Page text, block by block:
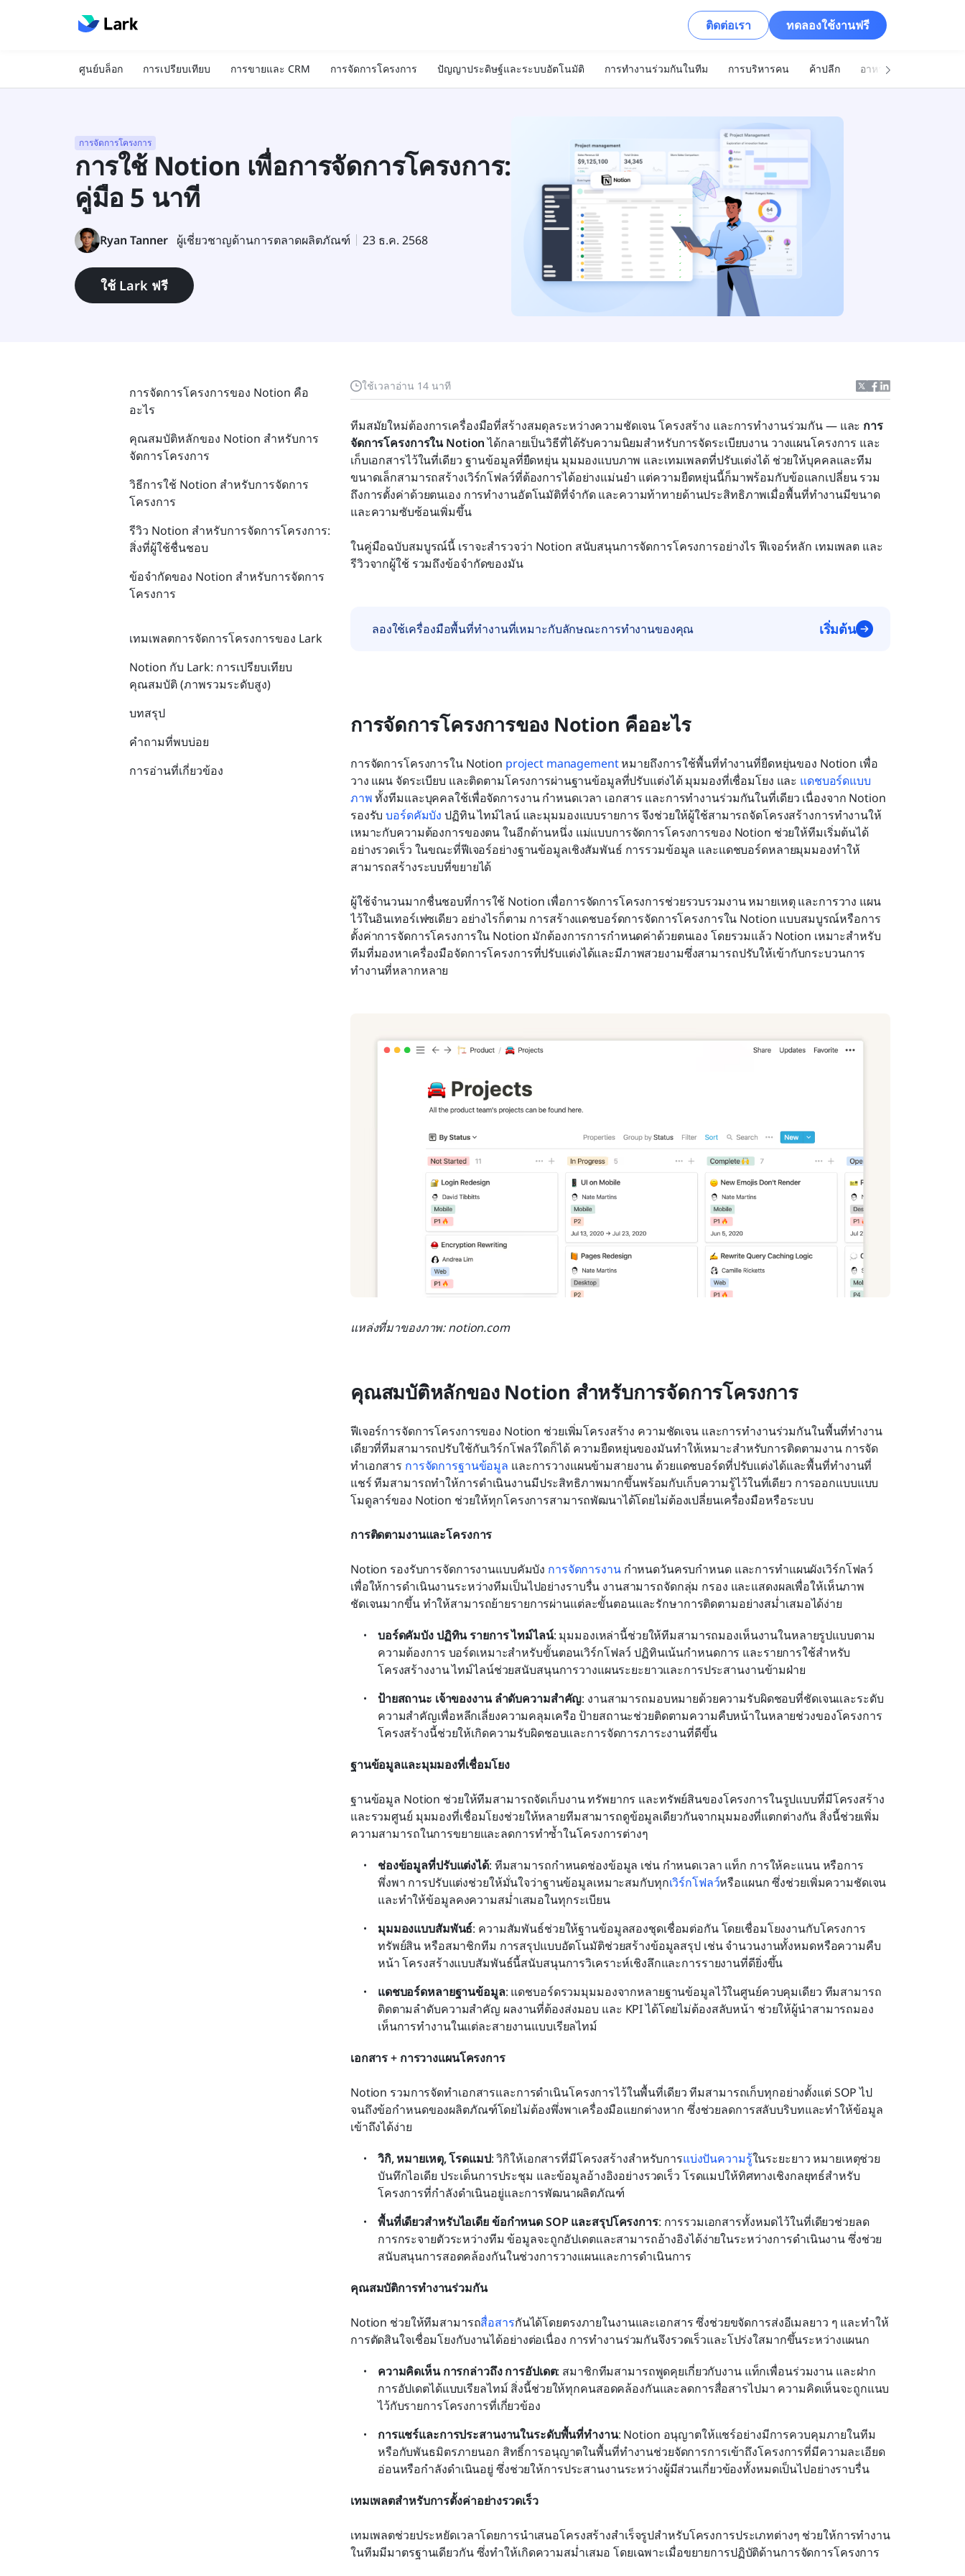
ติดต่อเรา ทดลองใช้งานฟรี
ศูนย์บล็อก การเปรียบเทียบ การขายและ CRM การจัดการโครงการ ปัญญาประดิษฐ์และระบบอัตโนมัติ การทำงานร่วมกันในทีม การบริหารคน ค้าปลีก อาหารและเครื่องดื่ม
การจัดการโครงการ
การใช้ Notion เพื่อการจัดการโครงการ:
คู่มือ 5 นาที
Ryan Tanner ผู้เชี่ยวชาญด้านการตลาดผลิตภัณฑ์ 23 ธ.ค. 2568
ใช้ Lark ฟรี
ใช้เวลาอ่าน 14 นาที
ทีมสมัยใหม่ต้องการเครื่องมือที่สร้างสมดุลระหว่างความชัดเจน โครงสร้าง และการทำงานร่วมกัน — และ การ
จัดการโครงการใน Notion ได้กลายเป็นวิธีที่ได้รับความนิยมสำหรับการจัดระเบียบงาน วางแผนโครงการ และ
เก็บเอกสารไว้ในที่เดียว ฐานข้อมูลที่ยืดหยุ่น มุมมองแบบภาพ และเทมเพลตที่ปรับแต่งได้ ช่วยให้บุคคลและทีม
ขนาดเล็กสามารถสร้างเวิร์กโฟลว์ที่ต้องการได้อย่างแม่นยำ แต่ความยืดหยุ่นนี้ก็มาพร้อมกับข้อแลกเปลี่ยน รวม
ถึงการตั้งค่าด้วยตนเอง การทำงานอัตโนมัติที่จำกัด และความท้าทายด้านประสิทธิภาพเมื่อพื้นที่ทำงานมีขนาด
และความซับซ้อนเพิ่มขึ้น
ในคู่มือฉบับสมบูรณ์นี้ เราจะสำรวจว่า Notion สนับสนุนการจัดการโครงการอย่างไร ฟีเจอร์หลัก เทมเพลต และ
รีวิวจากผู้ใช้ รวมถึงข้อจำกัดของมัน
ลองใช้เครื่องมือพื้นที่ทำงานที่เหมาะกับลักษณะการทำงานของคุณ เริ่มต้น
การจัดการโครงการของ Notion คืออะไร
การจัดการโครงการใน Notion project management หมายถึงการใช้พื้นที่ทำงานที่ยืดหยุ่นของ Notion เพื่อ
วาง แผน จัดระเบียบ และติดตามโครงการผ่านฐานข้อมูลที่ปรับแต่งได้ มุมมองที่เชื่อมโยง และ แดชบอร์ดแบบ
ภาพ ทั้งทีมและบุคคลใช้เพื่อจัดการงาน กำหนดเวลา เอกสาร และการทำงานร่วมกันในที่เดียว เนื่องจาก Notion
รองรับ บอร์ดคัมบัง ปฏิทิน ไทม์ไลน์ และมุมมองแบบรายการ จึงช่วยให้ผู้ใช้สามารถจัดโครงสร้างการทำงานให้
เหมาะกับความต้องการของตน ในอีกด้านหนึ่ง แม่แบบการจัดการโครงการของ Notion ช่วยให้ทีมเริ่มต้นได้
อย่างรวดเร็ว ในขณะที่ฟีเจอร์อย่างฐานข้อมูลเชิงสัมพันธ์ การรวมข้อมูล และแดชบอร์ดหลายมุมมองทำให้
สามารถสร้างระบบที่ขยายได้
ผู้ใช้จำนวนมากชื่นชอบที่การใช้ Notion เพื่อการจัดการโครงการช่วยรวบรวมงาน หมายเหตุ และการวาง แผน
ไว้ในอินเทอร์เฟซเดียว อย่างไรก็ตาม การสร้างแดชบอร์ดการจัดการโครงการใน Notion แบบสมบูรณ์หรือการ
ตั้งค่าการจัดการโครงการใน Notion มักต้องการการกำหนดค่าด้วยตนเอง โดยรวมแล้ว Notion เหมาะสำหรับ
ทีมที่มองหาเครื่องมือจัดการโครงการที่ปรับแต่งได้และมีภาพสวยงามซึ่งสามารถปรับให้เข้ากับกระบวนการ
ทำงานที่หลากหลาย
แหล่งที่มาของภาพ: notion.com
คุณสมบัติหลักของ Notion สำหรับการจัดการโครงการ
ฟีเจอร์การจัดการโครงการของ Notion ช่วยเพิ่มโครงสร้าง ความชัดเจน และการทำงานร่วมกันในพื้นที่ทำงาน
เดียวที่ทีมสามารถปรับใช้กับเวิร์กโฟลว์ใดก็ได้ ความยืดหยุ่นของมันทำให้เหมาะสำหรับการติดตามงาน การจัด
ทำเอกสาร การจัดการฐานข้อมูล และการวางแผนข้ามสายงาน ด้วยแดชบอร์ดที่ปรับแต่งได้และพื้นที่ทำงานที่
แชร์ ทีมสามารถทำให้การดำเนินงานมีประสิทธิภาพมากขึ้นพร้อมกับเก็บความรู้ไว้ในที่เดียว การออกแบบแบบ
โมดูลาร์ของ Notion ช่วยให้ทุกโครงการสามารถพัฒนาได้โดยไม่ต้องเปลี่ยนเครื่องมือหรือระบบ
การติดตามงานและโครงการ
Notion รองรับการจัดการงานแบบคัมบัง การจัดการงาน กำหนดวันครบกำหนด และการทำแผนผังเวิร์กโฟลว์
เพื่อให้การดำเนินงานระหว่างทีมเป็นไปอย่างราบรื่น งานสามารถจัดกลุ่ม กรอง และแสดงผลเพื่อให้เห็นภาพ
ชัดเจนมากขึ้น ทำให้สามารถย้ายรายการผ่านแต่ละขั้นตอนและรักษาการติดตามอย่างสม่ำเสมอได้ง่าย
บอร์ดคัมบัง ปฏิทิน รายการ ไทม์ไลน์: มุมมองเหล่านี้ช่วยให้ทีมสามารถมองเห็นงานในหลายรูปแบบตาม
ความต้องการ บอร์ดเหมาะสำหรับขั้นตอนเวิร์กโฟลว์ ปฏิทินเน้นกำหนดการ และรายการใช้สำหรับ
โครงสร้างงาน ไทม์ไลน์ช่วยสนับสนุนการวางแผนระยะยาวและการประสานงานข้ามฝ่าย
ป้ายสถานะ เจ้าของงาน ลำดับความสำคัญ: งานสามารถมอบหมายด้วยความรับผิดชอบที่ชัดเจนและระดับ
ความสำคัญเพื่อหลีกเลี่ยงความคลุมเครือ ป้ายสถานะช่วยติดตามความคืบหน้าในหลายช่วงของโครงการ
โครงสร้างนี้ช่วยให้เกิดความรับผิดชอบและการจัดการภาระงานที่ดีขึ้น
ฐานข้อมูลและมุมมองที่เชื่อมโยง
ฐานข้อมูล Notion ช่วยให้ทีมสามารถจัดเก็บงาน ทรัพยากร และทรัพย์สินของโครงการในรูปแบบที่มีโครงสร้าง
และรวมศูนย์ มุมมองที่เชื่อมโยงช่วยให้หลายทีมสามารถดูข้อมูลเดียวกันจากมุมมองที่แตกต่างกัน สิ่งนี้ช่วยเพิ่ม
ความสามารถในการขยายและลดการทำซ้ำในโครงการต่างๆ
ช่องข้อมูลที่ปรับแต่งได้: ทีมสามารถกำหนดช่องข้อมูล เช่น กำหนดเวลา แท็ก การให้คะแนน หรือการ
พึ่งพา การปรับแต่งช่วยให้มั่นใจว่าฐานข้อมูลเหมาะสมกับทุกเวิร์กโฟลว์หรือแผนก ซึ่งช่วยเพิ่มความชัดเจน
และทำให้ข้อมูลคงความสม่ำเสมอในทุกระเบียน
มุมมองแบบสัมพันธ์: ความสัมพันธ์ช่วยให้ฐานข้อมูลสองชุดเชื่อมต่อกัน โดยเชื่อมโยงงานกับโครงการ
ทรัพย์สิน หรือสมาชิกทีม การสรุปแบบอัตโนมัติช่วยสร้างข้อมูลสรุป เช่น จำนวนงานทั้งหมดหรือความคืบ
หน้า โครงสร้างแบบสัมพันธ์นี้สนับสนุนการวิเคราะห์เชิงลึกและการรายงานที่ดียิ่งขึ้น
แดชบอร์ดหลายฐานข้อมูล: แดชบอร์ดรวมมุมมองจากหลายฐานข้อมูลไว้ในศูนย์ควบคุมเดียว ทีมสามารถ
ติดตามลำดับความสำคัญ ผลงานที่ต้องส่งมอบ และ KPI ได้โดยไม่ต้องสลับหน้า ช่วยให้ผู้นำสามารถมอง
เห็นการทำงานในแต่ละสายงานแบบเรียลไทม์
เอกสาร + การวางแผนโครงการ
Notion รวมการจัดทำเอกสารและการดำเนินโครงการไว้ในพื้นที่เดียว ทีมสามารถเก็บทุกอย่างตั้งแต่ SOP ไป
จนถึงข้อกำหนดของผลิตภัณฑ์โดยไม่ต้องพึ่งพาเครื่องมือแยกต่างหาก ซึ่งช่วยลดการสลับบริบทและทำให้ข้อมูล
เข้าถึงได้ง่าย
วิกิ, หมายเหตุ, โรดแมป: วิกิให้เอกสารที่มีโครงสร้างสำหรับการแบ่งปันความรู้ในระยะยาว หมายเหตุช่วย
บันทึกไอเดีย ประเด็นการประชุม และข้อมูลอ้างอิงอย่างรวดเร็ว โรดแมปให้ทิศทางเชิงกลยุทธ์สำหรับ
โครงการที่กำลังดำเนินอยู่และการพัฒนาผลิตภัณฑ์
พื้นที่เดียวสำหรับไอเดีย ข้อกำหนด SOP และสรุปโครงการ: การรวมเอกสารทั้งหมดไว้ในที่เดียวช่วยลด
การกระจายตัวระหว่างทีม ข้อมูลจะถูกอัปเดตและสามารถอ้างอิงได้ง่ายในระหว่างการดำเนินงาน ซึ่งช่วย
สนับสนุนการสอดคล้องกันในช่วงการวางแผนและการดำเนินการ
คุณสมบัติการทำงานร่วมกัน
Notion ช่วยให้ทีมสามารถสื่อสารกันได้โดยตรงภายในงานและเอกสาร ซึ่งช่วยขจัดการส่งอีเมลยาว ๆ และทำให้
การตัดสินใจเชื่อมโยงกับงานได้อย่างต่อเนื่อง การทำงานร่วมกันจึงรวดเร็วและโปร่งใสมากขึ้นระหว่างแผนก
ความคิดเห็น การกล่าวถึง การอัปเดต: สมาชิกทีมสามารถพูดคุยเกี่ยวกับงาน แท็กเพื่อนร่วมงาน และฝาก
การอัปเดตได้แบบเรียลไทม์ สิ่งนี้ช่วยให้ทุกคนสอดคล้องกันและลดการสื่อสารไปมา ความคิดเห็นจะถูกแนบ
ไว้กับรายการโครงการที่เกี่ยวข้อง
การแชร์และการประสานงานในระดับพื้นที่ทำงาน: Notion อนุญาตให้แชร์อย่างมีการควบคุมภายในทีม
หรือกับพันธมิตรภายนอก สิทธิ์การอนุญาตในพื้นที่ทำงานช่วยจัดการการเข้าถึงโครงการที่มีความละเอียด
อ่อนหรือกำลังดำเนินอยู่ ซึ่งช่วยให้การประสานงานระหว่างผู้มีส่วนเกี่ยวข้องทั้งหมดเป็นไปอย่างราบรื่น
เทมเพลตสำหรับการตั้งค่าอย่างรวดเร็ว
เทมเพลตช่วยประหยัดเวลาโดยการนำเสนอโครงสร้างสำเร็จรูปสำหรับโครงการประเภทต่างๆ ช่วยให้การทำงาน
ในทีมมีมาตรฐานเดียวกัน ซึ่งทำให้เกิดความสม่ำเสมอ โดยเฉพาะเมื่อขยายการปฏิบัติด้านการจัดการโครงการ
การจัดการโครงการของ Notion คือ
อะไร
คุณสมบัติหลักของ Notion สำหรับการ
จัดการโครงการ
วิธีการใช้ Notion สำหรับการจัดการ
โครงการ
รีวิว Notion สำหรับการจัดการโครงการ:
สิ่งที่ผู้ใช้ชื่นชอบ
ข้อจำกัดของ Notion สำหรับการจัดการ
โครงการ
เทมเพลตการจัดการโครงการของ Lark
Notion กับ Lark: การเปรียบเทียบ
คุณสมบัติ (ภาพรวมระดับสูง)
บทสรุป
คำถามที่พบบ่อย
การอ่านที่เกี่ยวข้อง